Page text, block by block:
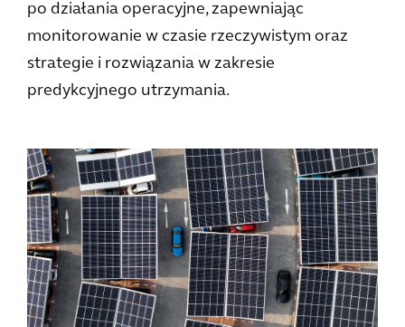
po działania operacyjne, zapewniając
monitorowanie w czasie rzeczywistym oraz
strategie i rozwiązania w zakresie
predykcyjnego utrzymania.